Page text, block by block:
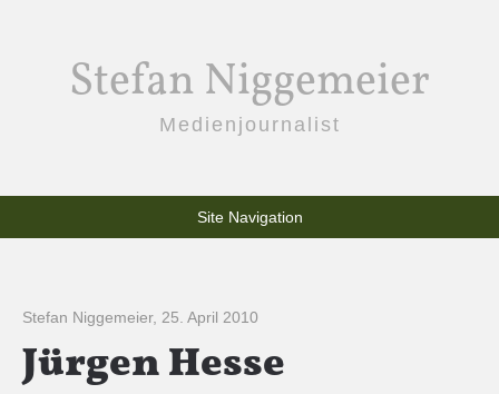
Stefan Niggemeier
Medienjournalist
Site Navigation
Stefan Niggemeier, 25. April 2010
Jürgen Hesse